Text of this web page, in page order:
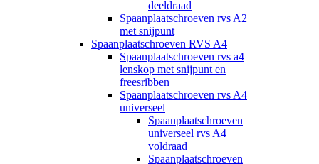
deeldraad
Spaanplaatschroeven rvs A2
met snijpunt
Spaanplaatschroeven RVS A4
Spaanplaatschroeven rvs a4
lenskop met snijpunt en
freesribben
Spaanplaatschroeven rvs A4
universeel
Spaanplaatschroeven
universeel rvs A4
voldraad
Spaanplaatschroeven